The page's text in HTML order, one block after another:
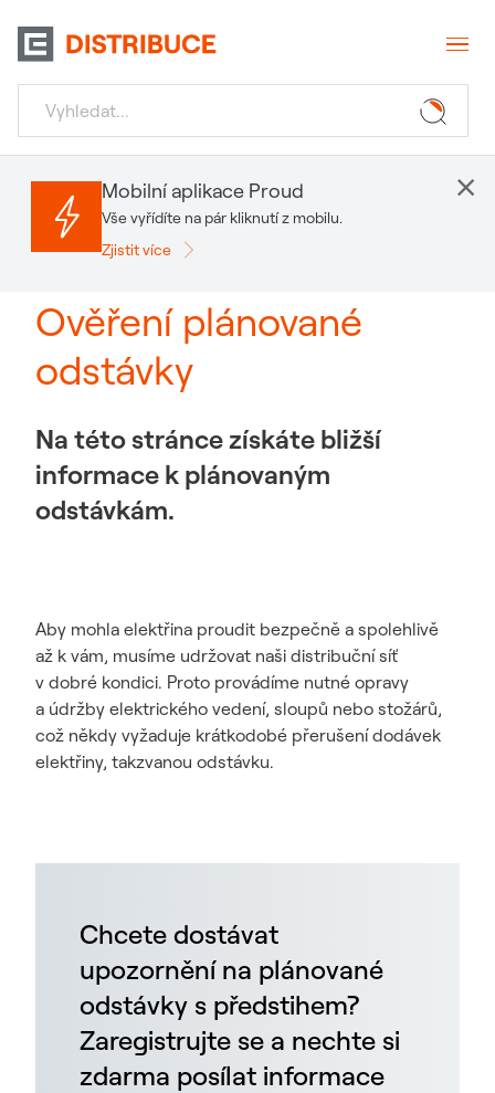
Ověření plánované
odstávky
Na této stránce získáte bližší
informace k plánovaným
odstávkám.
Aby mohla elektřina proudit bezpečně a spolehlivě
až k vám, musíme udržovat naši distribuční síť
v dobré kondici. Proto provádíme nutné opravy
a údržby elektrického vedení, sloupů nebo stožárů,
což někdy vyžaduje krátkodobé přerušení dodávek
elektřiny, takzvanou odstávku.
Mobilní aplikace Proud
Vše vyřídíte na pár kliknutí z mobilu.
Zjistit více
×
Chcete dostávat
upozornění na plánované
odstávky s předstihem?
Zaregistrujte se a nechte si
zdarma posílat informace